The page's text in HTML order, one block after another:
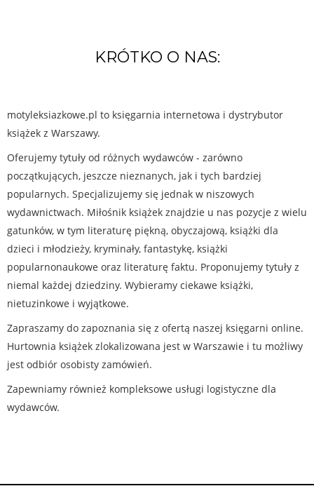
KRÓTKO O NAS:
motyleksiazkowe.pl to księgarnia internetowa i dystrybutor
książek z Warszawy.
Oferujemy tytuły od różnych wydawców - zarówno
początkujących, jeszcze nieznanych, jak i tych bardziej
popularnych. Specjalizujemy się jednak w niszowych
wydawnictwach. Miłośnik książek znajdzie u nas pozycje z wielu
gatunków, w tym literaturę piękną, obyczajową, książki dla
dzieci i młodzieży, kryminały, fantastykę, książki
popularnonaukowe oraz literaturę faktu. Proponujemy tytuły z
niemal każdej dziedziny. Wybieramy ciekawe książki,
nietuzinkowe i wyjątkowe.
Zapraszamy do zapoznania się z ofertą naszej księgarni online.
Hurtownia książek zlokalizowana jest w Warszawie i tu możliwy
jest odbiór osobisty zamówień.
Zapewniamy również kompleksowe usługi logistyczne dla
wydawców.